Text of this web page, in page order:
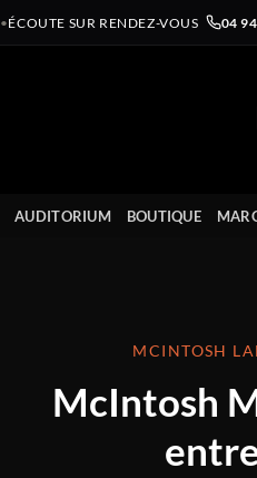
•ÉCOUTE SUR RENDEZ-VOUS 04
AUDITORIUM BOUTIQUE
MCINTOSH
McIntosh